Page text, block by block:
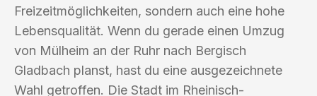
Freizeitmöglichkeiten, sondern auch eine hohe
Lebensqualität. Wenn du gerade einen Umzug
von Mülheim an der Ruhr nach Bergisch
Gladbach planst, hast du eine ausgezeichnete
Wahl getroffen. Die Stadt im Rheinisch-